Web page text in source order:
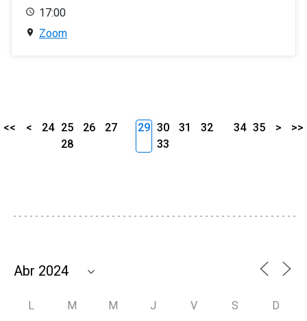
17:00
Zoom
<< < 24 25 26
27
28
29 30 31
32
33
34 35 > >>
L M M J V S D